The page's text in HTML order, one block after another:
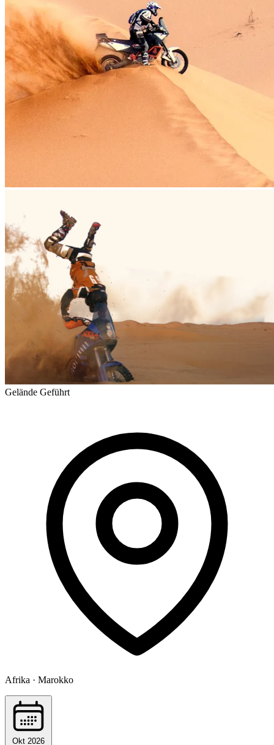
Gelände Geführt
Afrika · Marokko
Okt 2026